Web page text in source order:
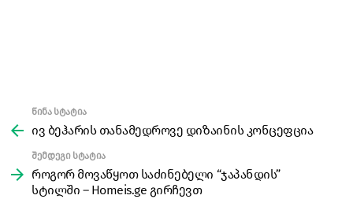
more
წინა სტატია
ივ ბეჰარის თანამედროვე დიზაინის კონცეფცია
შემდეგი სტატია
როგორ მოვაწყოთ საძინებელი “ჯაპანდის”
სტილში – Homeis.ge გირჩევთ